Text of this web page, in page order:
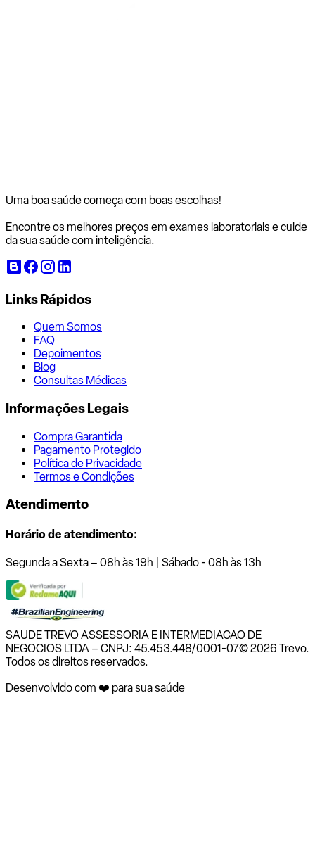
Uma boa saúde começa com boas escolhas!
Encontre os melhores preços em exames laboratoriais e cuide
da sua saúde com inteligência.
Links Rápidos
Quem Somos
FAQ
Depoimentos
Blog
Consultas Médicas
Informações Legais
Compra Garantida
Pagamento Protegido
Política de Privacidade
Termos e Condições
Atendimento
Horário de atendimento:
Segunda a Sexta – 08h às 19h | Sábado - 08h às 13h
SAUDE TREVO ASSESSORIA E INTERMEDIACAO DE
NEGOCIOS LTDA – CNPJ: 45.453.448/0001-07© 2026 Trevo.
Todos os direitos reservados.
Desenvolvido com ❤️ para sua saúde